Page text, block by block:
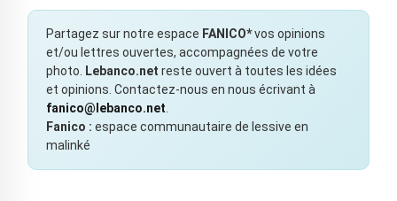
Partagez sur notre espace FANICO*vos opinions
et/ou lettres ouvertes, accompagnées de votre
photo.
Lebanco.net reste ouvert à toutes les idées
et opinions. Contactez-nous en nous écrivant à
fanico@lebanco.net
Fanico : espace communautaire de lessive en
malinké